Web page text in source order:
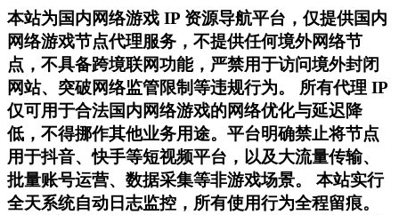
本站为国内网络游戏 IP 资源导航平台，仅提供国内
网络游戏节点代理服务，不提供任何境外网络节
点，不具备跨境联网功能，严禁用于访问境外封闭
网站、突破网络监管限制等违规行为。 所有代理 IP
仅可用于合法国内网络游戏的网络优化与延迟降
低，不得挪作其他业务用途。平台明确禁止将节点
用于抖音、快手等短视频平台，以及大流量传输、
批量账号运营、数据采集等非游戏场景。 本站实行
全天系统自动日志监控，所有使用行为全程留痕。